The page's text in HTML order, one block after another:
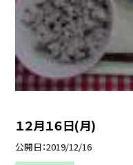
１２月１６日(月)
公開日 2019/12/16